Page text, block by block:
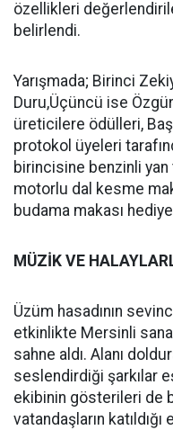
özellikleri
belirlendi.
Yarışmada; Birinci
Duru,Üçüncü ise
üreticilere ödülleri,
protokol üyeleri
birincisine benzinli
motorlu dal kesme
budama makası
MÜZİK VE
Üzüm hasadının
etkinlikte Mersinli
sahne aldı. Alanı
seslendirdiği şarkılar
ekibinin gösterileri de
vatandaşların